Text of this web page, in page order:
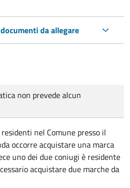
da allegare
non prevede alcun
nel Comune presso il
occorre acquistare una marca
uno dei due coniugi è residente
acquistare due marche da